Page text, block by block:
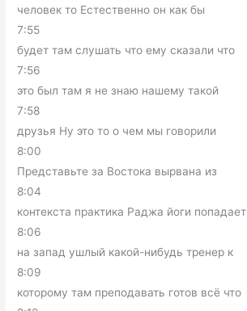
человек то Естественно он как бы
7:55
будет там слушать что ему сказали что
7:56
это был там я не знаю нашему такой
7:58
друзья Ну это то о чем мы говорили
8:00
Представьте за Востока вырвана из
8:04
контекста практика Раджа йоги попадает
8:06
на запад ушлый какой-нибудь тренер к
8:09
которому там преподавать готов всё что